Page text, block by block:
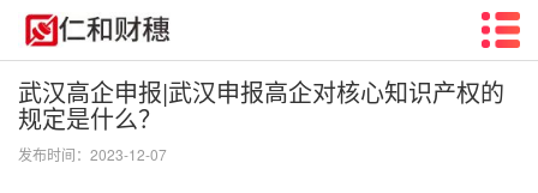
武汉高企申报|武汉申报高企对核心知识产权的
规定是什么？
发布时间：2023-12-07